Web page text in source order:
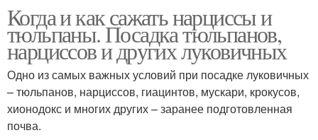
Когда и как сажать нарциссы и
тюльпаны. Посадка тюльпанов,
нарциссов и других луковичных
Одно из самых важных условий при посадке луковичных
– тюльпанов, нарциссов, гиацинтов, мускари, крокусов,
хионодокс и многих других – заранее подготовленная
почва.